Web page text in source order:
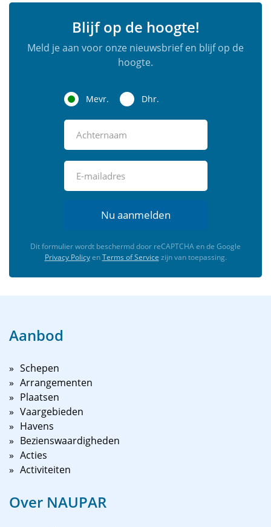
Blijf op de hoogte!
Meld je aan voor onze nieuwsbrief en blijf op de
hoogte.
Mevr. Dhr.
Nu aanmelden
Dit formulier wordt beschermd door reCAPTCHA en de Google
Privacy PolicyenTerms of Service zijn van toepassing.
Aanbod
Schepen
Arrangementen
Plaatsen
Vaargebieden
Havens
Bezienswaardigheden
Acties
Activiteiten
Over NAUPAR